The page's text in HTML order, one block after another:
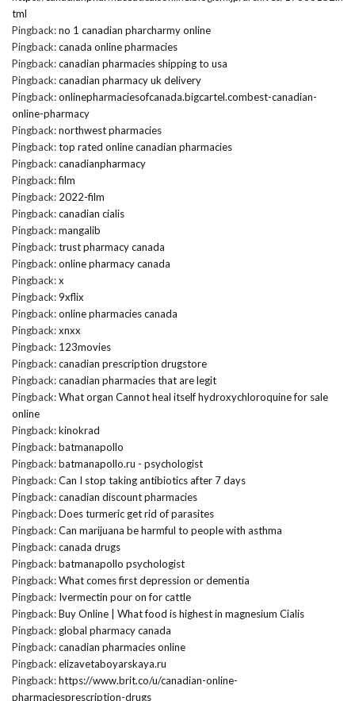
tml
Pingback:no 1 canadian pharcharmy online
Pingback:canada online pharmacies
Pingback:canadian pharmacies shipping to usa
Pingback:canadian pharmacy uk delivery
Pingback:onlinepharmaciesofcanada.bigcartel.combest-canadian-
online-pharmacy
Pingback:northwest pharmacies
Pingback:top rated online canadian pharmacies
Pingback:canadianpharmacy
Pingback:film
Pingback: 2022-film
Pingback:canadian cialis
Pingback:mangalib
Pingback:trust pharmacy canada
Pingback:online pharmacy canada
Pingback:x
Pingback:9xflix
Pingback:online pharmacies canada
Pingback:xnxx
Pingback: 123movies
Pingback:canadian prescription drugstore
Pingback:canadian pharmacies that are legit
Pingback:What organ Cannot heal itself hydroxychloroquine for sale
online
Pingback:kinokrad
Pingback:batmanapollo
Pingback:batmanapollo.ru - psychologist
Pingback:Can I stop taking antibiotics after 7 days
Pingback:canadian discount pharmacies
Pingback:Does turmeric get rid of parasites
Pingback:Can marijuana be harmful to people with asthma
Pingback:canada drugs
Pingback:batmanapollo psychologist
Pingback:What comes first depression or dementia
Pingback: Ivermectin pour on for cattle
Pingback:Buy Online | What food is highest in magnesium Cialis
Pingback: global pharmacy canada
Pingback:canadian pharmacies online
Pingback:elizavetaboyarskaya.ru
Pingback:https://www.brit.co/u/canadian-online-
pharmaciesprescription-drugs